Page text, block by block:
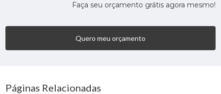
Faça seu orçamento grátis agora mesmo!
Quero meu orçamento
Páginas Relacionadas